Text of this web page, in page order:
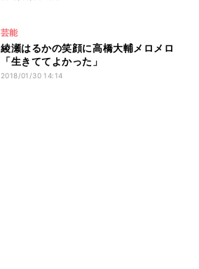
芸能
綾瀬はるかの笑顔に高橋大輔メロメロ
「生きててよかった」
2018/01/30 14:14